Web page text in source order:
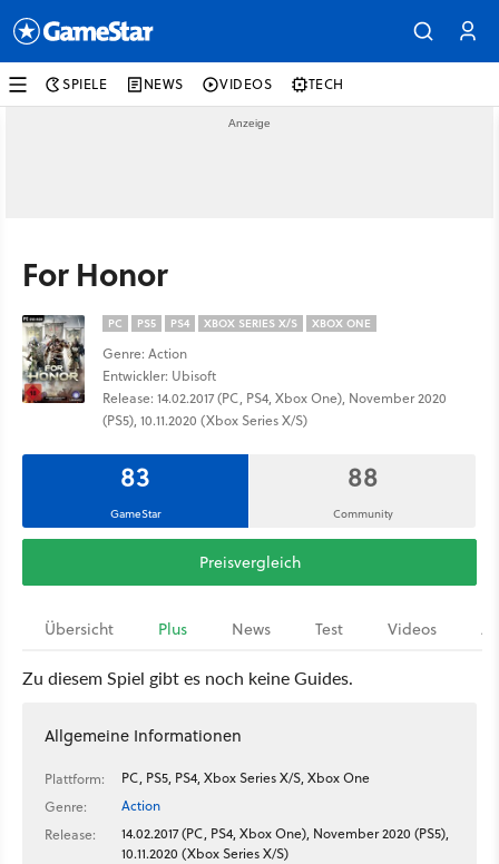
SPIELE NEWS VIDEOS TECH
For Honor
PC PS5 PS4 XBOX SERIES X/S XBOX ONE
Genre: Action
Entwickler: Ubisoft
Release: 14.02.2017 (PC, PS4, Xbox One), November 2020
(PS5), 10.11.2020 (Xbox Series X/S)
83
GameStar
88
Community
Preisvergleich
Übersicht Plus News Test Videos
Zu diesem Spiel gibt es noch keine Guides.
Allgemeine Informationen
Plattform:
PC, PS5, PS4, Xbox Series X/S, Xbox One
Genre:
Action
Release:
14.02.2017 (PC, PS4, Xbox One), November 2020 (PS5),
10.11.2020 (Xbox Series X/S)